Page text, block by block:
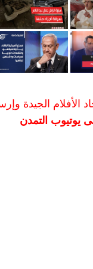
الجيدة
يوتيوب التمدن